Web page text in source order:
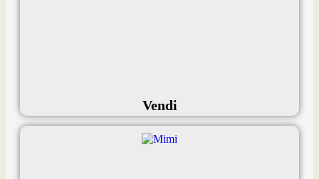
Vendi